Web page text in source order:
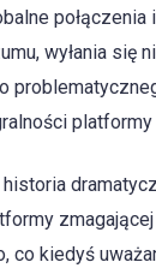
wyłania się
co kiedyś